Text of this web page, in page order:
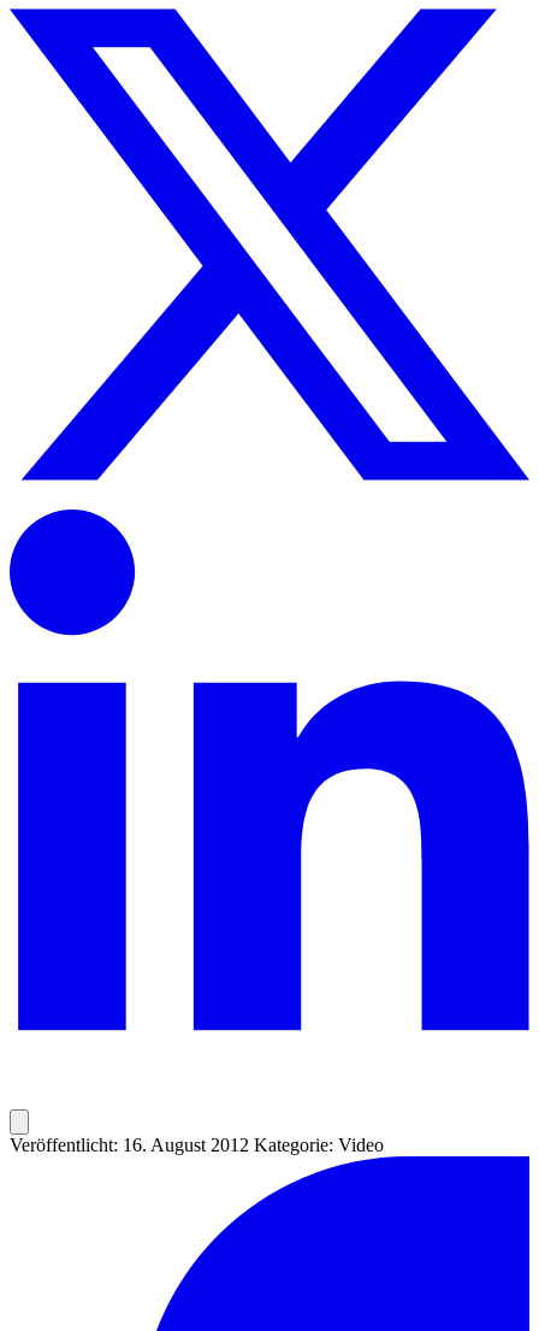
Veröffentlicht: 16. August 2012 Kategorie: Video